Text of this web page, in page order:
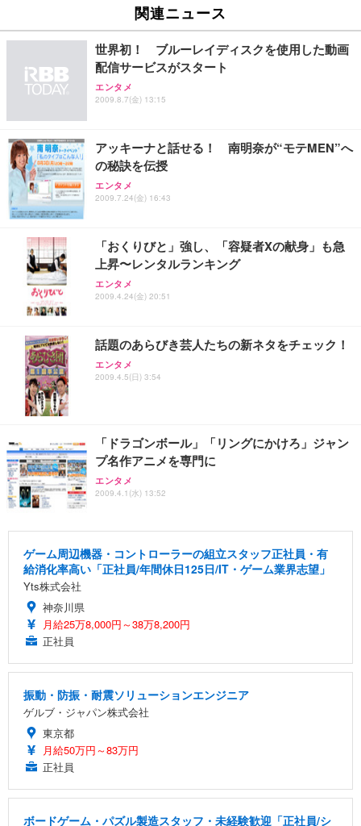
Sezlife オフィスチェア デスクチェア 疲れない テレ
ワーク チェア 強化バックレスト 30度ロッキング機
レスト 3Dヘッドレスト ハンガー付き 高反発クッシ
ョン PCチェア 通気性メッシュ ゲーミング/勉強/事
務用 おしゃれ パソコンチェア (ブラック)
￥7,680
Sezlife オフィスチェア デスクチェア 疲れない テレ
レスト 3Dヘッドレスト ハンガー付き 高反発クッシ
ョン PCチェア 通気性メッシュ ゲーミング/勉強/事
務用 おしゃれ パソコンチェア (ホワイト)
￥7,680
ANDWINT オフィスチェア デスクチェア 肘なし メ
ト 幅52×奥行58.5×高さ84～96cm テレワーク 在宅
勤務 ブラック
￥4,139
【純正品】27"ゲーミングモニター DualSense 充電
フック付き（CFI-ZDM1J）
￥49,979
【整備済み品】Dell E2724HS 27インチ 液晶モニタ
応 ComfortView ビジネス向け
￥15,800
【MiniLED/24.5inch/280Hz/FHD】GRAPHT THE S
像低減 (3年保証 | 輝点保証 | 日本メーカー)
￥34,980
ネオ・ルーライフ ネオ・オムツ L 中型犬用 26枚入
り 単品
￥1,800
Smart Basic(スマートベーシック) 【Amazon.co.jp
￥3,670
アイリスオーヤマ ペットシーツ 超厚型 お徳用 レギ
￥3,731
関連ニュース
世界初！ ブルーレイディスクを使用した動画
配信サービスがスタート
エンタメ
2009.8.7(金) 13:15
アッキーナと話せる！ 南明奈が“モテMEN”へ
の秘訣を伝授
エンタメ
2009.7.24(金) 16:43
「おくりびと」強し、「容疑者Xの献身」も急
上昇〜レンタルランキング
エンタメ
2009.4.24(金) 20:51
話題のあらびき芸人たちの新ネタをチェック！
エンタメ
2009.4.5(日) 3:54
「ドラゴンボール」「リングにかけろ」ジャン
プ名作アニメを専門に
エンタメ
2009.4.1(水) 13:52
ゲーム周辺機器・コントローラーの組立スタッフ正社員・有
給消化率高い「正社員/年間休日125日/IT・ゲーム業界志望」
Yts株式会社
神奈川県
月給25万8,000円～38万8,200円
正社員
振動・防振・耐震ソリューションエンジニア
ゲルブ・ジャパン株式会社
東京都
月給50万円～83万円
正社員
ボードゲーム・パズル製造スタッフ・未経験歓迎「正社員/シ